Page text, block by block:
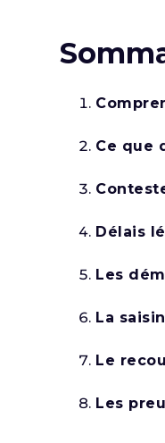
Ce que
Délais
Les
La
Le
Les